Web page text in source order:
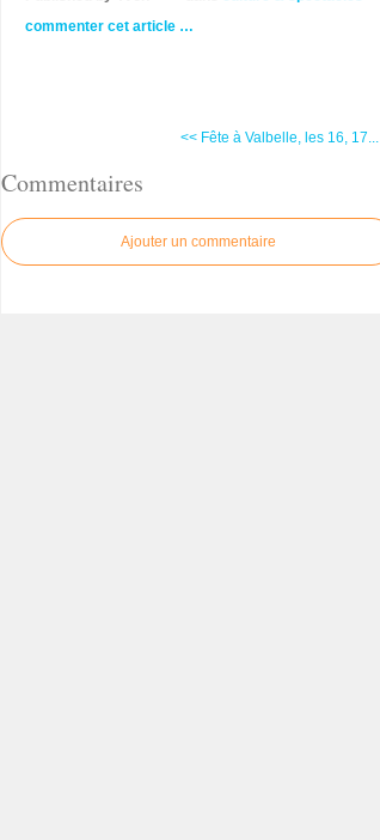
commenter cet article …
<< Fête à Valbelle, les 16, 17...
Commentaires
Ajouter un commentaire